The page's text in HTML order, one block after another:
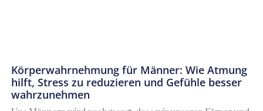
Körperwahrnehmung für Männer: Wie Atmung
hilft, Stress zu reduzieren und Gefühle besser
wahrzunehmen